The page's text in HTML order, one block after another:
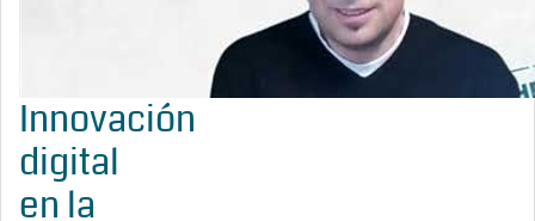
Innovación
digital
en la